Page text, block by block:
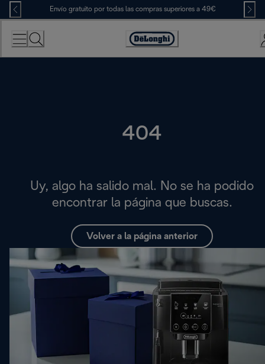
Skip
to
Content
Envío gratuito por todas las compras superiores a 49€
Accessibility
Statement
404
Uy, algo ha salido mal. No se ha podido
encontrar la página que buscas.
Volver a la página anterior